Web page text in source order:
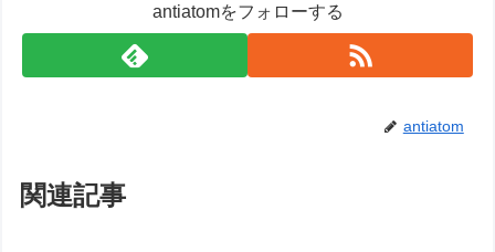
antiatomをフォローする
antiatom
関連記事